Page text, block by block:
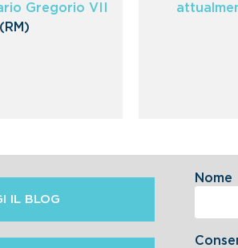
Gregorio VII
IL BLOG
Nome